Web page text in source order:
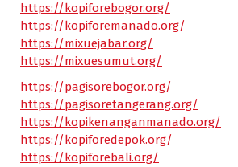
https://kopiforebogor.org/
https://kopiforemanado.org/
https://mixuejabar.org/
https://mixuesumut.org/
https://pagisorebogor.org/
https://pagisoretangerang.org/
https://kopikenanganmanado.org/
https://kopiforedepok.org/
https://kopiforebali.org/